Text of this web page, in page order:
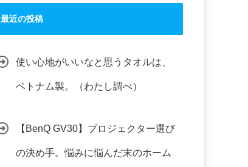
最近の投稿
使い心地がいいなと思うタオルは、
ベトナム製。（わたし調べ）
【BenQ GV30】プロジェクター選び
の決め手。悩みに悩んだ末のホーム